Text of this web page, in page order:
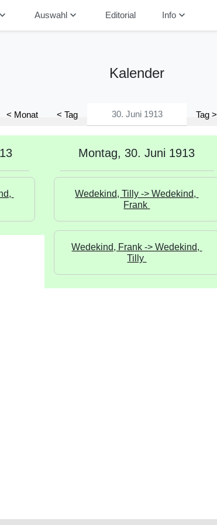
Auswahlkeyboard_arrow_down Editorial Infokeyboard_arrow_down
Kalender
< Monat < Tag Tag >
Montag, 30. Juni 1913
Wedekind, Tilly -> Wedekind,
Frank
Wedekind, Frank -> Wedekind,
Tilly